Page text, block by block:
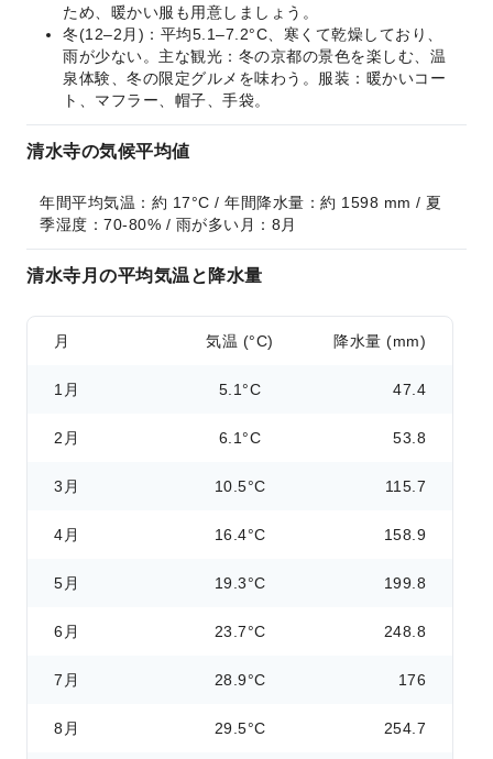
ため、暖かい服も用意しましょう。
冬(12–2月)：平均5.1–7.2°C、寒くて乾燥しており、
雨が少ない。主な観光：冬の京都の景色を楽しむ、温
泉体験、冬の限定グルメを味わう。服装：暖かいコー
ト、マフラー、帽子、手袋。
清水寺の気候平均値
年間平均気温：約 17°C / 年間降水量：約 1598 mm / 夏
季湿度：70-80% / 雨が多い月：8月
清水寺月の平均気温と降水量
月 気温 (°C) 降水量 (mm)
1月 5.1°C 47.4
2月 6.1°C 53.8
3月 10.5°C 115.7
4月 16.4°C 158.9
5月 19.3°C 199.8
6月 23.7°C 248.8
7月 28.9°C 176
8月 29.5°C 254.7